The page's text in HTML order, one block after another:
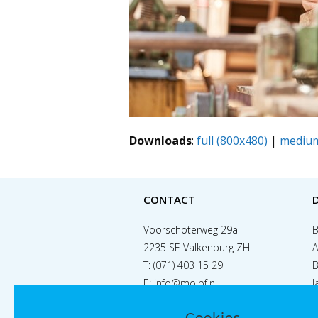
Downloads: full (800x480) |
CONTACT
Voorschoterweg 29a
2235 SE Valkenburg ZH
T: (071) 403 15 29
E:info@molbf.nl